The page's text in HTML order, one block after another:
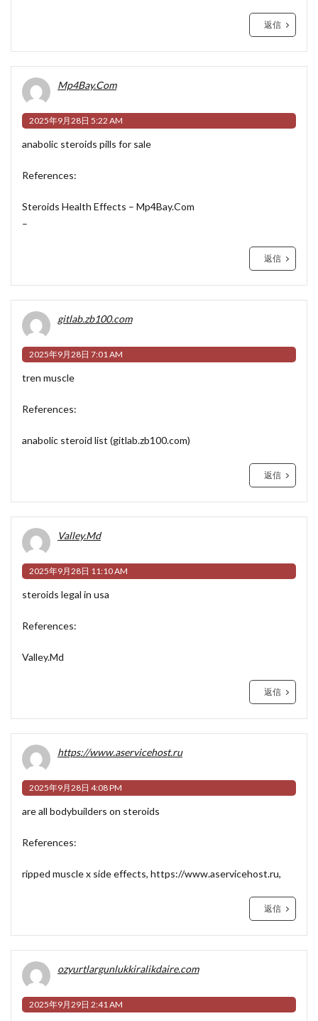
返信
Mp4Bay.Com
2025年9月28日 5:22 AM
anabolic steroids pills for sale
References:
Steroids Health Effects – Mp4Bay.Com
–
返信
gitlab.zb100.com
2025年9月28日 7:01 AM
tren muscle
References:
anabolic steroid list (gitlab.zb100.com)
返信
Valley.Md
2025年9月28日 11:10 AM
steroids legal in usa
References:
Valley.Md
返信
https://www.aservicehost.ru
2025年9月28日 4:08 PM
are all bodybuilders on steroids
References:
ripped muscle x side effects, https://www.aservicehost.ru,
返信
ozyurtlargunlukkiralikdaire.com
2025年9月29日 2:41 AM